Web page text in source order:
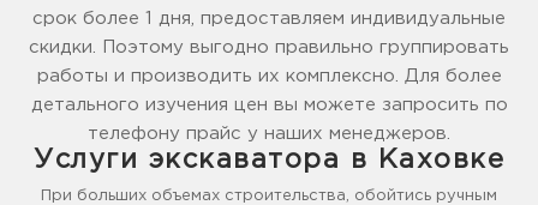
срок более 1 дня, предоставляем индивидуальные
скидки. Поэтому выгодно правильно группировать
работы и производить их комплексно. Для более
детального изучения цен вы можете запросить по
телефону прайс у наших менеджеров.
Услуги экскаватора в Каховке
При больших объемах строительства, обойтись ручным